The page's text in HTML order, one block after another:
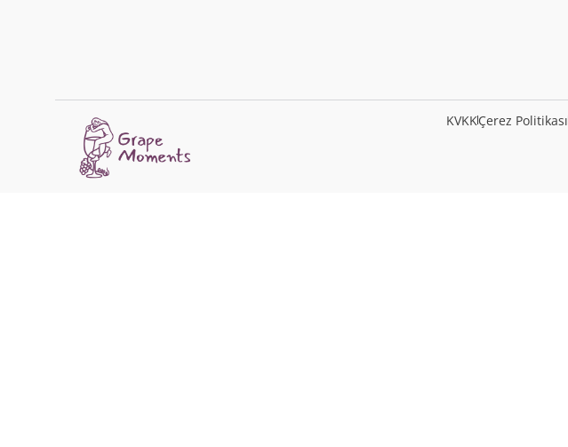
KVKKÇerez Politikası